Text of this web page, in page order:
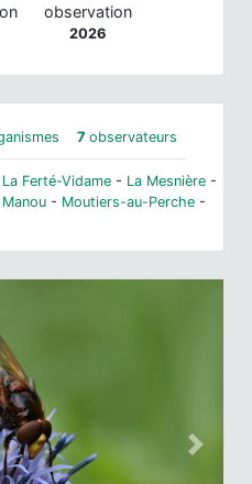
observation
2026
7 observateurs
La Ferté-Vidame - La Mesnière -
Manou - Moutiers-au-Perche -
Next